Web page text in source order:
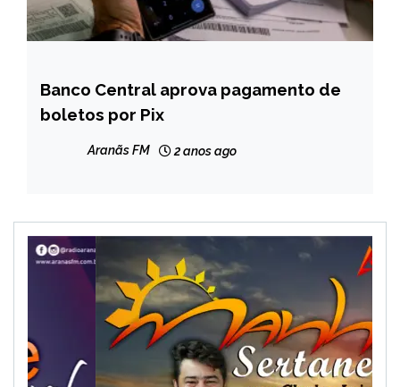
BRASIL
NOTÍCIAS
Banco Central aprova pagamento de
boletos por Pix
Aranãs FM 2 anos ago